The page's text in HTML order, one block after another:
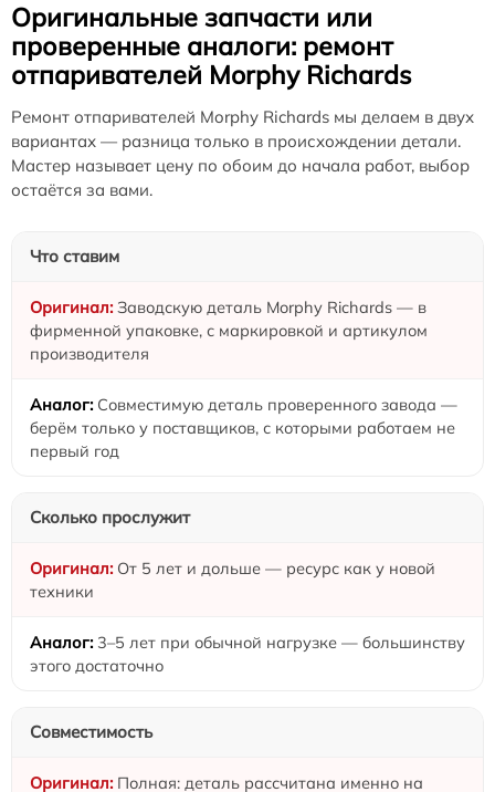
Оригинальные запчасти или
проверенные аналоги: ремонт
отпаривателей Morphy Richards
Ремонт отпаривателей Morphy Richards мы делаем в двух
вариантах — разница только в происхождении детали.
Мастер называет цену по обоим до начала работ, выбор
остаётся за вами.
Что ставим
Заводскую деталь Morphy Richards — в
фирменной упаковке, с маркировкой и артикулом
производителя
Совместимую деталь проверенного завода —
берём только у поставщиков, с которыми работаем не
первый год
Сколько прослужит
От 5 лет и дольше — ресурс как у новой
техники
3–5 лет при обычной нагрузке — большинству
этого достаточно
Совместимость
Полная: деталь рассчитана именно на